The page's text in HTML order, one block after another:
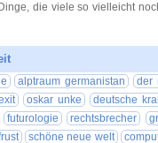
die viele so vielleicht
alptraum germanistan
der
oskar unke
deutsche
futurologie rechtsbrecher
schöne neue welt